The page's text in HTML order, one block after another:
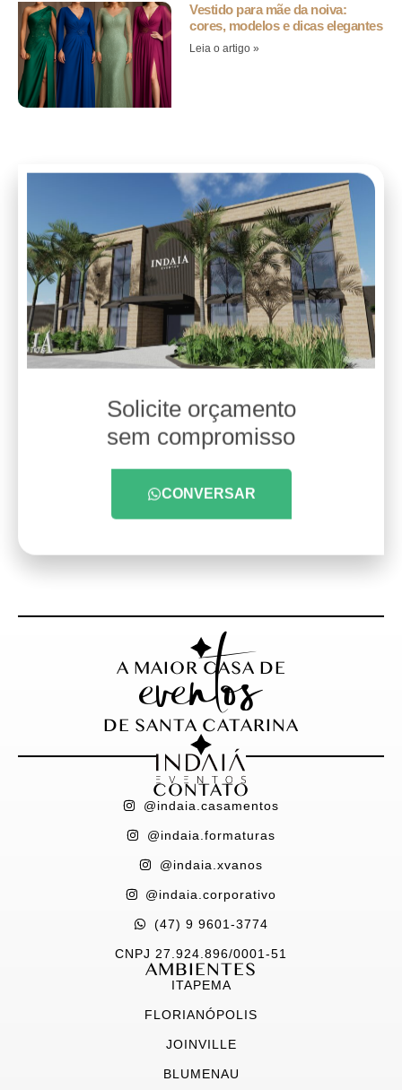
Vestido para mãe da noiva:
cores, modelos e dicas elegantes
Leia o artigo »
Solicite orçamento
sem compromisso
A MAIOR CASA DE
eventos
DE SANTA CATARINA
CONTATO
@indaia.casamentos
@indaia.formaturas
@indaia.xvanos
@indaia.corporativo
(47) 9 9601-3774
CNPJ 27.924.896/0001-51
AMBIENTES
ITAPEMA
FLORIANÓPOLIS
JOINVILLE
BLUMENAU